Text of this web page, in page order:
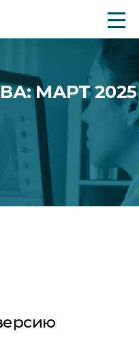
МАРТ 2025